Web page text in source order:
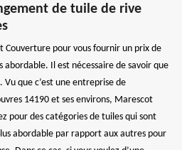
de tuile de rive
Couverture pour vous fournir un prix de
Il est nécessaire de savoir que
que c’est une entreprise de
14190 et ses environs, Marescot
pour des catégories de tuiles qui sont
abordable par rapport aux autres pour